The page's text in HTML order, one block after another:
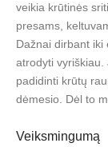
veikia krūtinės
presams,
Dažnai dirbant
atrodyti
padidinti krūtų
dėmesio. Dėl to
Veiksmingumą